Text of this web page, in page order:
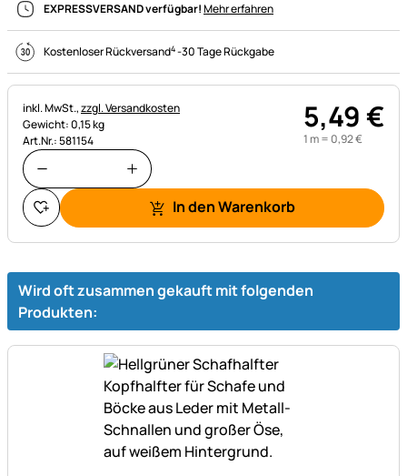
EXPRESSVERSAND verfügbar!Mehr erfahren
Kostenloser Rückversand4-30 Tage Rückgabe
Steuerhinweis:
inkl. MwSt.,zzgl. Versandkosten
Gewicht: 0,15 kg
Art.Nr.: 581154
5,49€
1 m = 0,92€
In den Warenkorb
Wird oft zusammen gekauft mit folgenden
Produkten: